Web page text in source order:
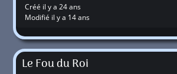
Créé il y a 24 ans
Modifié il y a 14 ans
Le Fou du Roi